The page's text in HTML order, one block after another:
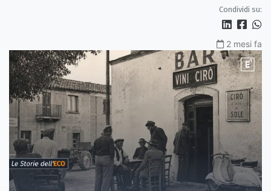
Condividi su:
2 mesi fa